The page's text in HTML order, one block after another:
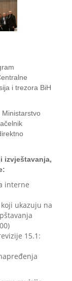
i trezora BiH
Ministarstvo
izvještavanja,
interne
ukazuju na
15.1: